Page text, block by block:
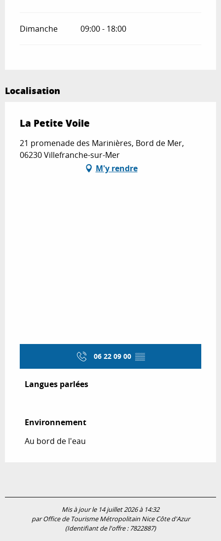
Dimanche 09:00 - 18:00
Localisation
La Petite Voile
21 promenade des Marinières, Bord de Mer,
06230 Villefranche-sur-Mer
M'y rendre
06 22 09 00 ▒▒
Langues parlées
Langues parlées
Environnement
Environnement
Au bord de l'eau
Mis à jour le 14 juillet 2026 à 14:32
par Office de Tourisme Métropolitain Nice Côte d'Azur
(Identifiant de l'offre : 7822887)